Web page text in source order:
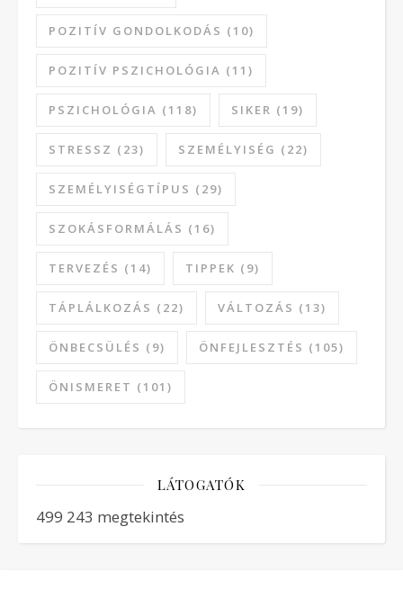
POZITÍV GONDOLKODÁS (10)
POZITÍV PSZICHOLÓGIA (11)
PSZICHOLÓGIA (118) SIKER (19)
STRESSZ (23) SZEMÉLYISÉG (22)
SZEMÉLYISÉGTÍPUS (29)
SZOKÁSFORMÁLÁS (16)
TERVEZÉS (14) TIPPEK (9)
TÁPLÁLKOZÁS (22) VÁLTOZÁS (13)
ÖNBECSÜLÉS (9) ÖNFEJLESZTÉS (105)
ÖNISMERET (101)
LÁTOGATÓK
499 243 megtekintés